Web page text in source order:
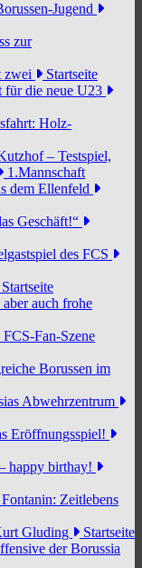
Jugend
zur
zwei
Startseite
für die neue U23
Holz-
– Testspiel,
1.Mannschaft
dem Ellenfeld
Geschäft!“
des FCS
Startseite
auch frohe
Fan-Szene
Borussen im
Abwehrzentrum
Eröffnungsspiel!
happy birthay!
Zeitlebens
Gluding
Startseite
der Borussia